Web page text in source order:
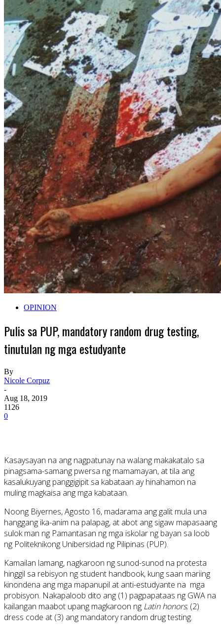
OPINION
Pulis sa PUP, mandatory random drug testing,
tinutulan ng mga estudyante
By
Nicole Corpuz
-
Aug 18, 2019
1126
0
Kasaysayan na ang nagpatunay na walang makakatalo sa
pinagsama-samang pwersa ng mamamayan, at tila ang
kasalukuyang panggigipit sa kabataan ay hinahamon na
muling magkaisa ang mga kabataan.
Noong Biyernes, Agosto 16, madarama ang galit mula una
hanggang ika-anim na palapag, at abot ang sigaw mapasaang
sulok man ng Pamantasan ng mga iskolar ng bayan sa loob
ng Politeknikong Unibersidad ng Pilipinas (PUP).
Kamailan lamang, nagkaroon ng sunod-sunod na protesta
hinggil sa rebisyon ng student handbook, kung saan mariing
kinondena ang mga mapanupil at anti-estudyante na mga
probisyon. Nakapaloob dito ang (1) pagpapataas ng GWA na
kailangan maabot upang magkaroon ng Latin honors; (2)
dress code at (3) ang mandatory random drug testing.